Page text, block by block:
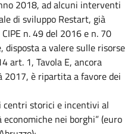
2018, ad alcuni interventi
di sviluppo Restart, già
n. 49 del 2016 e n. 70
disposta a valere sulle risorse
art. 1, Tavola E, ancora
2017, è ripartita a favore dei
centri storici e incentivi al
nei borghi” (euro